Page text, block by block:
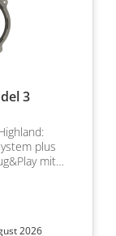
3
mit
2026